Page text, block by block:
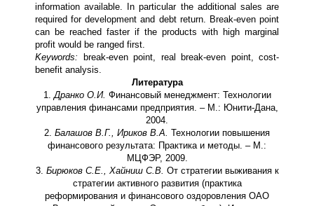
information available. In particular the additional sales are
required for development and debt return. Break-even point
can be reached faster if the products with high marginal
profit would be ranged first.
Keywords: break-even point, real break-even point, cost-
benefit analysis.
Литература
1. Дранко О.И. Финансовый менеджмент: Технологии
управления финансами предприятия. – М.: Юнити-Дана,
2004.
2. Балашов В.Г., Ириков В.А. Технологии повышения
финансового результата: Практика и методы. – М.:
МЦФЭР, 2009.
3. Бирюков С.Е., Хайниш С.В. От стратегии выживания к
стратегии активного развития (практика
реформирования и финансового оздоровления ОАО